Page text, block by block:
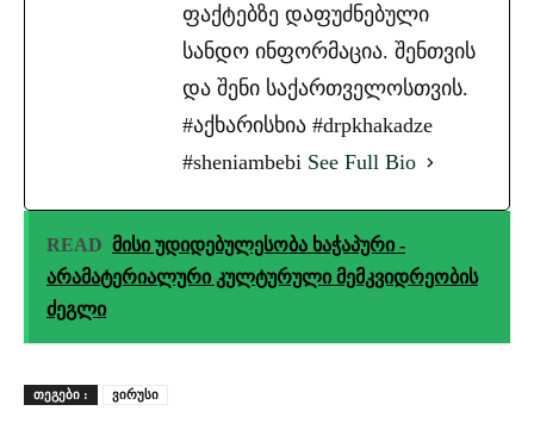
ფაქტებზე დაფუძნებული
სანდო ინფორმაცია. შენთვის
და შენი საქართველოსთვის.
#აქხარისხია #drpkhakadze
#sheniambebi See Full Bio
READ მისი უდიდებულესობა ხაჭაპური -
არამატერიალური კულტურული მემკვიდრეობის
ძეგლი
ᲗᲔᲒᲔᲑᲘ : ვირუსი